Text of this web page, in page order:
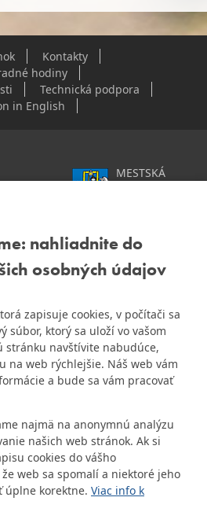
nahliadnite do
osobných údajov
zapisuje cookies, v počítači sa
súbor, ktorý sa uloží vo vašom
stránku navštívite nabudúce,
na web rýchlejšie. Náš web vám
a bude sa vám pracovať
najmä na anonymnú analýzu
našich web stránok. Ak si
cookies do vášho
web sa spomalí a niektoré jeho
úplne korektne. Viac info k
Kontakty
hodiny
Technická podpora
in English
3.
o
MESTSKÁ
Žatevná 2, 844 02
IČO: 00603406
DIČ: 2020919120
IČ DPH: Nie sme platca
DPH
Bankové spojenie:
a.s., Mlynské nivy 1, 829 90
Bratislava 25
Číslo účtu v tvare IBAN:
SK31 0200 0000 0000 1012
8032, BIC kód: SUBASKBX